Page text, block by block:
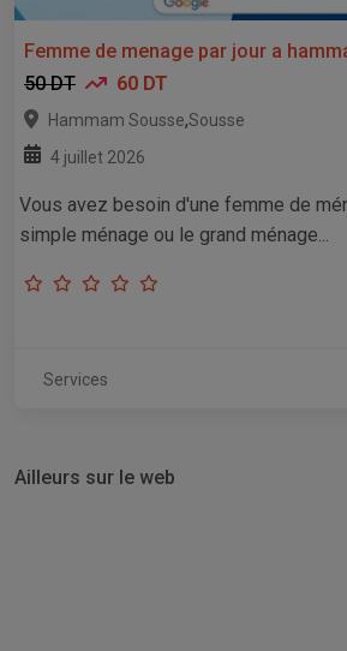
Femme de menage par jour a
50 DT
60 DT
Hammam Sousse,Sousse
4 juillet 2026
Vous avez besoin d'une femme de
simple ménage ou le grand ménage...
Services
Ailleurs sur le web